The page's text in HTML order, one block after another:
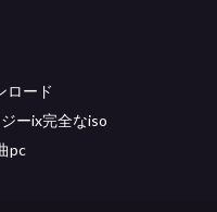
ロード
ーix完全なiso
pc